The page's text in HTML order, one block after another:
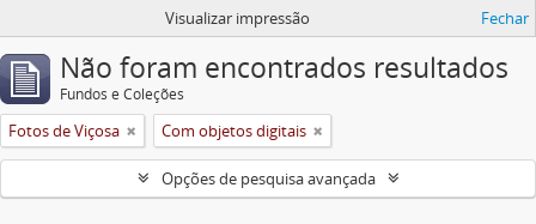
Visualizar impressão Fechar
Não foram encontrados resultados
Fundos e Coleções
Fotos de Viçosa Com objetos digitais
Opções de pesquisa avançada